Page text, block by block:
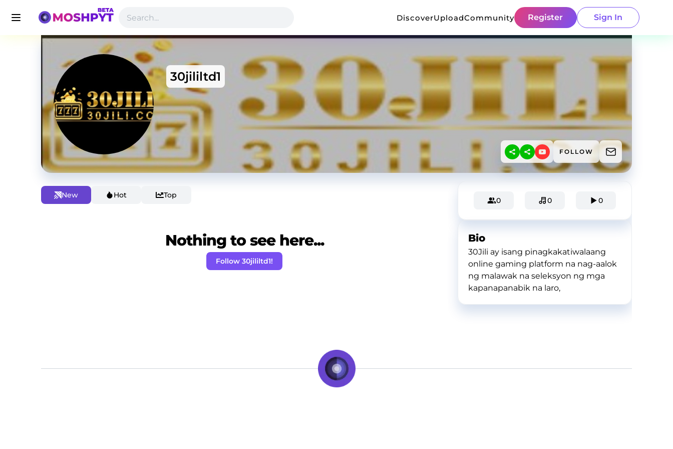
DiscoverUploadCommunity Register Sign In
30jililtd1
FOLLOW
New Hot Top
Nothing to see here...
Follow 30jililtd1!
0 0 0
Bio
30Jili ay isang pinagkakatiwalaang
online gaming platform na nag-aalok
ng malawak na seleksyon ng mga
kapanapanabik na laro,